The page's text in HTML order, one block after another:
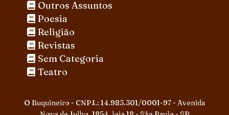
Outros Assuntos
Poesia
Religião
Revistas
Sem Categoria
Teatro
O Buquineiro - CNPJ.: 14.983.301/0001-97 - Avenida